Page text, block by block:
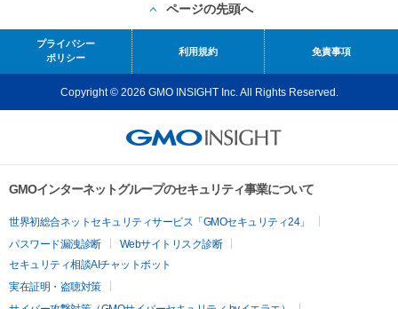
ページの先頭へ
プライバシー
ポリシー
利用規約 免責事項
Copyright © 2026 GMO INSIGHT Inc. All Rights Reserved.
GMOインターネットグループのセキュリティ事業について
世界初総合ネットセキュリティサービス「GMOセキュリティ24」
パスワード漏洩診断
Webサイトリスク診断
セキュリティ相談AIチャットボット
実在証明・盗聴対策